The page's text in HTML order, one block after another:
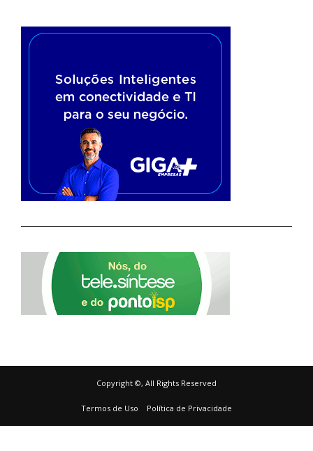
Copyright ©, All Rights Reserved
Termos de Uso Política de Privacidade